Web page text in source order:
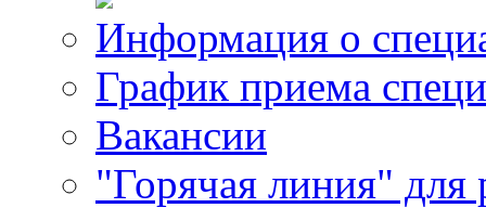
Информация о
График приема
Вакансии
"Горячая линия"